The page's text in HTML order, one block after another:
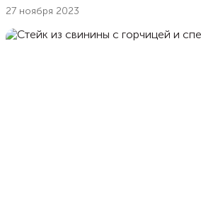
27 ноября 2023